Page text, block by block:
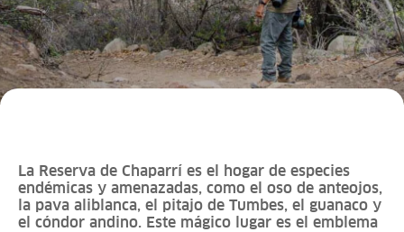
La Reserva de Chaparrí es el hogar de especies
endémicas y amenazadas, como el oso de anteojos,
la pava aliblanca, el pitajo de Tumbes, el guanaco y
el cóndor andino. Este mágico lugar es el emblema